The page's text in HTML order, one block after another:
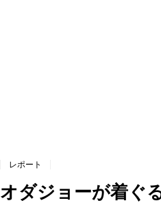
レポート
オダジョーが着ぐ